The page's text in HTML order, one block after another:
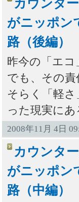
カウンタ
がニッポン
路（後編）
昨今の「エ
でも、その
そらく「軽
った現実に
2008年11月 4日
カウンタ
がニッポン
路（中編）